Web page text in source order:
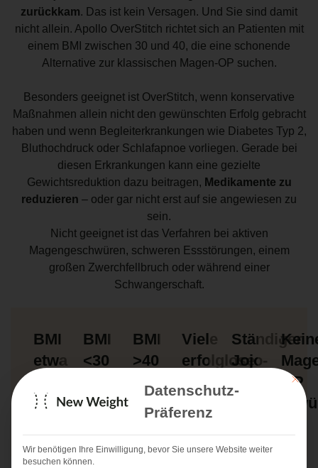
zurückkam. Das ist kein Versagen. Und Sie sind damit
nicht allein. Apollo OverStitch richtet sich an Patienten mit
einem BMI zwischen 30 und 40, die eine schonende
Alternative zur klassischen Magen-OP suchen.
Besonders geeignet ist OverStitch, wenn konservative
Maßnahmen allein nicht den gewünschten Erfolg gebracht
haben und wenn Begleiterkrankungen wie Diabetes Typ 2,
Bluthochdruck oder Schlafapnoe vorliegen. Gerade bei
diesen Erkrankungen kann eine gezielte
Gewichtsreduktion dazu beitragen, Medikamente zu
reduzieren – oder gar nicht erst auf sie angewiesen zu
sein.
Nicht geeignet ist das Verfahren bei aktiven
Magengeschwüren, schweren Essstörungen, einem
großen Zwerchfellbruch oder während einer
Schwangerschaft.
BMI
etwa
–
BMI
<30
Einzelabwägung
BMI
>40
nach
Einzelabwägung
Viele
erfolglose
Diäten
Ständiger
Jojo-
OP
Mit
Datenschutz-
Präferenz
Wir benötigen Ihre Einwilligung, bevor Sie unsere Website weiter
besuchen können.